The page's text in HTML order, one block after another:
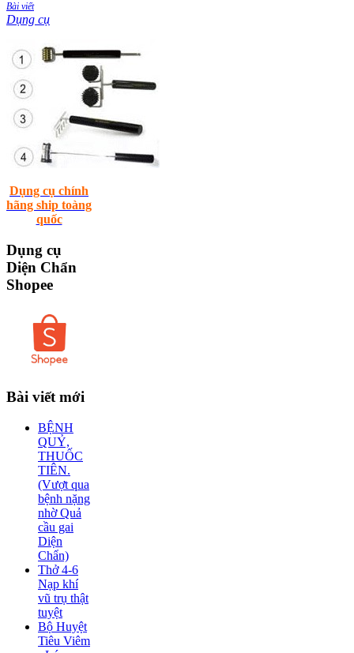
Bài viết
Dụng cụ
Dụng cụ chính
hãng ship toàng
quốc
Dụng cụ
Diện Chẩn
Shopee
Bài viết mới
BỆNH
QUỶ,
THUỐC
TIÊN.
(Vượt qua
bệnh nặng
nhờ Quả
cầu gai
Diện
Chẩn)
Thở 4-6
Nạp khí
vũ trụ thật
tuyệt
Bộ Huyệt
Tiêu Viêm